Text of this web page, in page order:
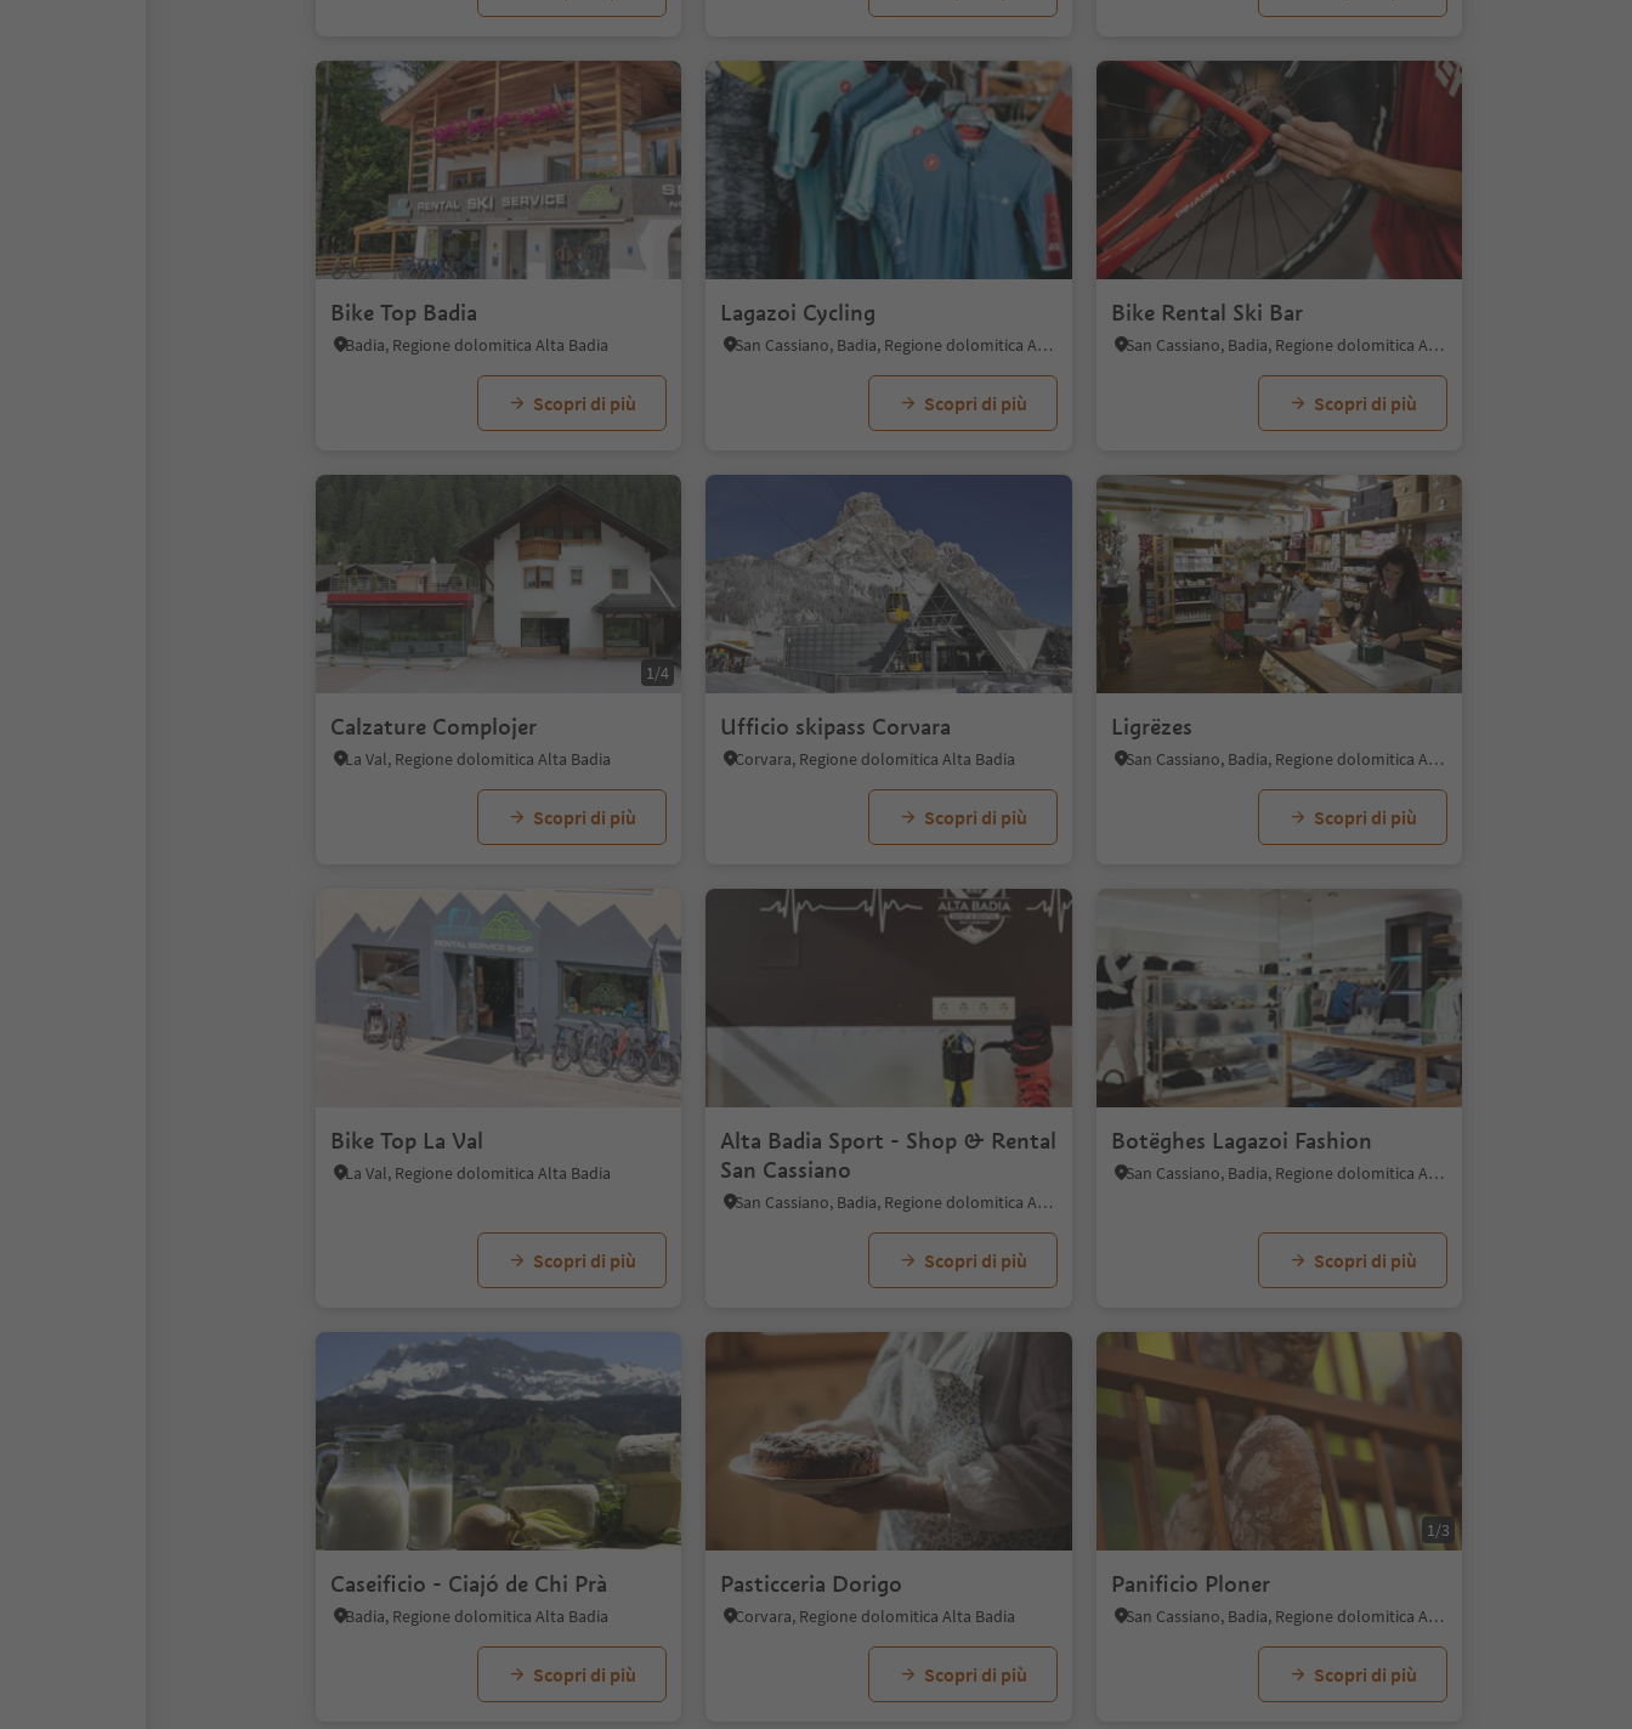
Bike Top Badia
Badia, Regione dolomitica Alta Badia
Scopri di più
Lagazoi Cycling
San Cassiano, Badia, Regione dolomitica Alta Badia
Scopri di più
Bike Rental Ski Bar
San Cassiano, Badia, Regione dolomitica Alta Badia
Scopri di più
1/4
Calzature Complojer
La Val, Regione dolomitica Alta Badia
Scopri di più
Ufficio skipass Corvara
Corvara, Regione dolomitica Alta Badia
Scopri di più
Ligrëzes
San Cassiano, Badia, Regione dolomitica Alta Badia
Scopri di più
1/5
Bike Top La Val
La Val, Regione dolomitica Alta Badia
Scopri di più
1/6
Alta Badia Sport - Shop & Rental
San Cassiano
San Cassiano, Badia, Regione dolomitica Alta Badia
Scopri di più
Botëghes Lagazoi Fashion
San Cassiano, Badia, Regione dolomitica Alta Badia
Scopri di più
Caseificio - Ciajó de Chi Prà
Badia, Regione dolomitica Alta Badia
Scopri di più
Pasticceria Dorigo
Corvara, Regione dolomitica Alta Badia
Scopri di più
1/3
Panificio Ploner
San Cassiano, Badia, Regione dolomitica Alta Badia
Scopri di più